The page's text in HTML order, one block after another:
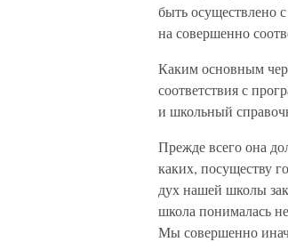
быть осуществлено
на совершенно
Каким основным
соответствия с
и школьный
Прежде всего она
каких, посуществу
дух нашей школы
школа понималась
Мы совершенно